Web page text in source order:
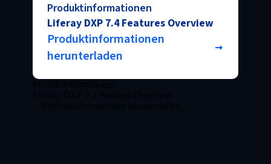
Produktinformationen
Liferay DXP 7.4 Features Overview
Produktinformationen
herunterladen